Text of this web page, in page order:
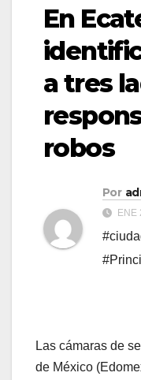
En
a tres
robos
Por
ENE
Las cámaras de
de México